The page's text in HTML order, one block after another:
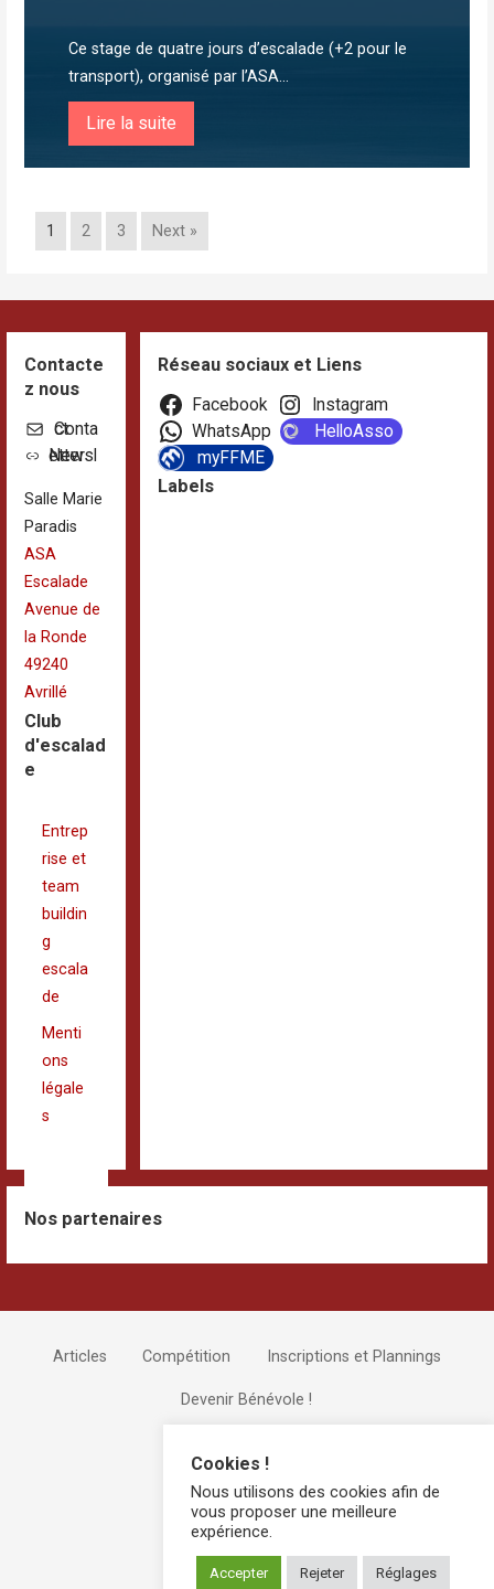
Ce stage de quatre jours d’escalade (+2 pour le
transport), organisé par l’ASA...
Lire la suite
1 2 3 Next »
Contacte
z nous
Contact
Newsletter
Salle Marie
Paradis
ASA
Escalade
Avenue de
la Ronde
49240
Avrillé
Club
d'escalad
e
Entrep
rise et
team
buildin
g
escala
de
Menti
ons
légale
s
Réseau sociaux et Liens
Facebook
Instagram
WhatsApp
HelloAsso
myFFME
Labels
Nos partenaires
Articles Compétition Inscriptions et Plannings
Devenir Bénévole !
Cookies !
Nous utilisons des cookies afin de
vous proposer une meilleure
expérience.
Accepter Rejeter Réglages